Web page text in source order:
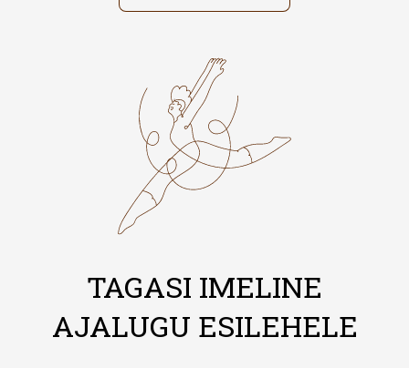
TAGASI IMELINE
AJALUGU ESILEHELE